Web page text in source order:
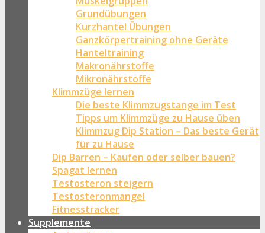
Grundübungen
Kurzhantel Übungen
Ganzkörpertraining ohne Geräte
Hanteltraining
Makronährstoffe
Mikronährstoffe
Klimmzüge lernen
Die beste Klimmzugstange im Test
Tipps um Klimmzüge zu Hause üben
Klimmzug Dip Station – Das beste Gerät
für zu Hause
Dip Barren – Kaufen oder selber bauen?
Spagat lernen
Testosteron steigern
Testosteronmangel
Fitnesstracker
Supplemente